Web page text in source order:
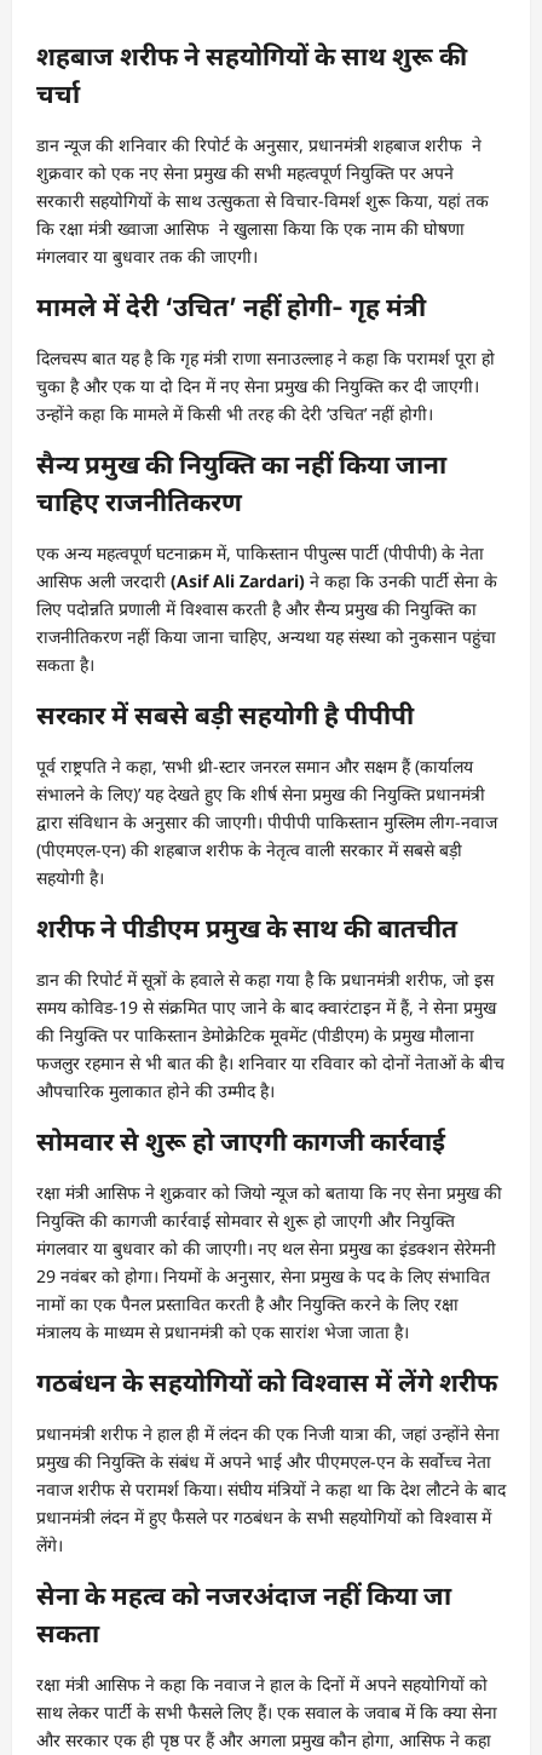
शहबाज शरीफ ने सहयोगियों के साथ शुरू की
चर्चा
डान न्यूज की शनिवार की रिपोर्ट के अनुसार, प्रधानमंत्री शहबाज शरीफ ने
शुक्रवार को एक नए सेना प्रमुख की सभी महत्वपूर्ण नियुक्ति पर अपने
सरकारी सहयोगियों के साथ उत्सुकता से विचार-विमर्श शुरू किया, यहां तक ​​
कि रक्षा मंत्री ख्वाजा आसिफ ने खुलासा किया कि एक नाम की घोषणा
मंगलवार या बुधवार तक की जाएगी।
मामले में देरी ‘उचित’ नहीं होगी- गृह मंत्री
दिलचस्प बात यह है कि गृह मंत्री राणा सनाउल्लाह ने कहा कि परामर्श पूरा हो
चुका है और एक या दो दिन में नए सेना प्रमुख की नियुक्ति कर दी जाएगी।
उन्होंने कहा कि मामले में किसी भी तरह की देरी ‘उचित’ नहीं होगी।
सैन्य प्रमुख की नियुक्ति का नहीं किया जाना
चाहिए राजनीतिकरण
एक अन्य महत्वपूर्ण घटनाक्रम में, पाकिस्तान पीपुल्स पार्टी (पीपीपी) के नेता
आसिफ अली जरदारी (Asif Ali Zardari) ने कहा कि उनकी पार्टी सेना के
लिए पदोन्नति प्रणाली में विश्वास करती है और सैन्य प्रमुख की नियुक्ति का
राजनीतिकरण नहीं किया जाना चाहिए, अन्यथा यह संस्था को नुकसान पहुंचा
सकता है।
सरकार में सबसे बड़ी सहयोगी है पीपीपी
पूर्व राष्ट्रपति ने कहा, ‘सभी थ्री-स्टार जनरल समान और सक्षम हैं (कार्यालय
संभालने के लिए)’ यह देखते हुए कि शीर्ष सेना प्रमुख की नियुक्ति प्रधानमंत्री
द्वारा संविधान के अनुसार की जाएगी। पीपीपी पाकिस्तान मुस्लिम लीग-नवाज
(पीएमएल-एन) की शहबाज शरीफ के नेतृत्व वाली सरकार में सबसे बड़ी
सहयोगी है।
शरीफ ने पीडीएम प्रमुख के साथ की बातचीत
डान की रिपोर्ट में सूत्रों के हवाले से कहा गया है कि प्रधानमंत्री शरीफ, जो इस
समय कोविड-19 से संक्रमित पाए जाने के बाद क्वारंटाइन में हैं, ने सेना प्रमुख
की नियुक्ति पर पाकिस्तान डेमोक्रेटिक मूवमेंट (पीडीएम) के प्रमुख मौलाना
फजलुर रहमान से भी बात की है। शनिवार या रविवार को दोनों नेताओं के बीच
औपचारिक मुलाकात होने की उम्मीद है।
सोमवार से शुरू हो जाएगी कागजी कार्रवाई
रक्षा मंत्री आसिफ ने शुक्रवार को जियो न्यूज को बताया कि नए सेना प्रमुख की
नियुक्ति की कागजी कार्रवाई सोमवार से शुरू हो जाएगी और नियुक्ति
मंगलवार या बुधवार को की जाएगी। नए थल सेना प्रमुख का इंडक्शन सेरेमनी
29 नवंबर को होगा। नियमों के अनुसार, सेना प्रमुख के पद के लिए संभावित
नामों का एक पैनल प्रस्तावित करती है और नियुक्ति करने के लिए रक्षा
मंत्रालय के माध्यम से प्रधानमंत्री को एक सारांश भेजा जाता है।
गठबंधन के सहयोगियों को विश्वास में लेंगे शरीफ
प्रधानमंत्री शरीफ ने हाल ही में लंदन की एक निजी यात्रा की, जहां उन्होंने सेना
प्रमुख की नियुक्ति के संबंध में अपने भाई और पीएमएल-एन के सर्वोच्च नेता
नवाज शरीफ से परामर्श किया। संघीय मंत्रियों ने कहा था कि देश लौटने के बाद
प्रधानमंत्री लंदन में हुए फैसले पर गठबंधन के सभी सहयोगियों को विश्वास में
लेंगे।
सेना के महत्व को नजरअंदाज नहीं किया जा
सकता
रक्षा मंत्री आसिफ ने कहा कि नवाज ने हाल के दिनों में अपने सहयोगियों को
साथ लेकर पार्टी के सभी फैसले लिए हैं। एक सवाल के जवाब में कि क्या सेना
और सरकार एक ही पृष्ठ पर हैं और अगला प्रमुख कौन होगा, आसिफ ने कहा